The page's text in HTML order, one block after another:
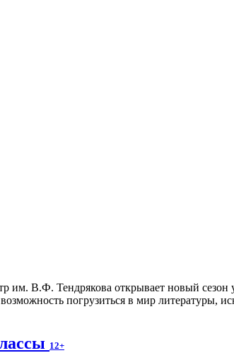
им. В.Ф. Тендрякова открывает новый
погрузиться в мир литературы,
12+